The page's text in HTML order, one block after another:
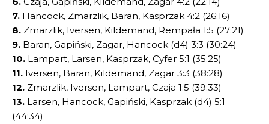
7. Hancock, Zmarzlik, Baran, Kasprzak 4:2 (26:16)
8. Zmarzlik, Iversen, Kildemand, Rempała 1:5 (27:21)
9. Baran, Gapiński, Zagar, Hancock (d4) 3:3 (30:24)
10. Lampart, Larsen, Kasprzak, Cyfer 5:1 (35:25)
11. Iversen, Baran, Kildemand, Zagar 3:3 (38:28)
12. Zmarzlik, Iversen, Lampart, Czaja 1:5 (39:33)
13. Larsen, Hancock, Gapiński, Kasprzak (d4) 5:1
(44:34)